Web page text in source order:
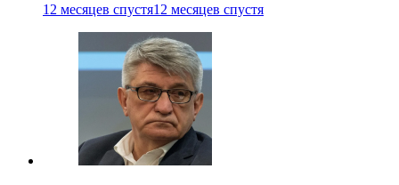
12 месяцев спустя12 месяцев спустя